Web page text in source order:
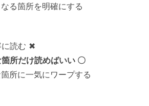
箇所を明確にする
読む ✖
所だけ読めばいい 〇
に一気にワープする